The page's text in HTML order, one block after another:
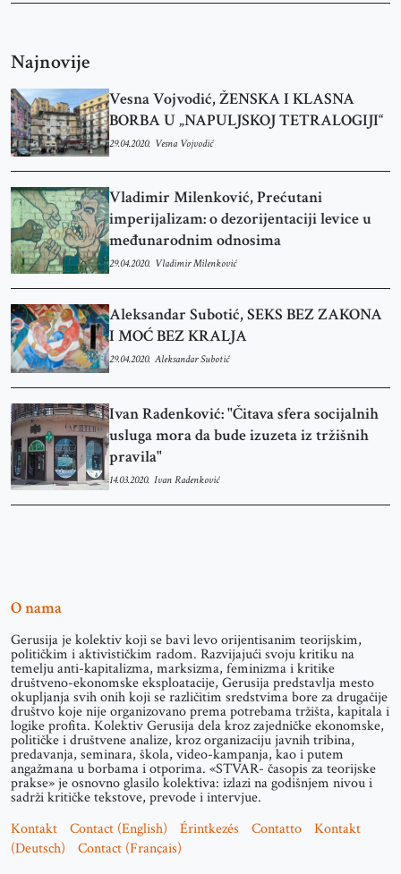
Najnovije
Vesna Vojvodić, ŽENSKA I KLASNA
BORBA U „NAPULJSKOJ TETRALOGIJI“
29.04.2020. Vesna Vojvodić
Vladimir Milenković, Prećutani
imperijalizam: o dezorijentaciji levice u
međunarodnim odnosima
29.04.2020. Vladimir Milenković
Aleksandar Subotić, SEKS BEZ ZAKONA
I MOĆ BEZ KRALJA
29.04.2020. Aleksandar Subotić
Ivan Radenković: "Čitava sfera socijalnih
usluga mora da bude izuzeta iz tržišnih
pravila"
14.03.2020. Ivan Radenković
O nama
Gerusija je kolektiv koji se bavi levo orijentisanim teorijskim,
političkim i aktivističkim radom. Razvijajući svoju kritiku na
temelju anti-kapitalizma, marksizma, feminizma i kritike
društveno-ekonomske eksploatacije, Gerusija predstavlja mesto
okupljanja svih onih koji se različitim sredstvima bore za drugačije
društvo koje nije organizovano prema potrebama tržišta, kapitala i
logike profita. Kolektiv Gerusija dela kroz zajedničke ekonomske,
političke i društvene analize, kroz organizaciju javnih tribina,
predavanja, seminara, škola, video-kampanja, kao i putem
angažmana u borbama i otporima. «STVAR- časopis za teorijske
prakse» je osnovno glasilo kolektiva: izlazi na godišnjem nivou i
sadrži kritičke tekstove, prevode i intervjue.
Kontakt
Contact (English) Érintkezés Contatto
Kontakt
(Deutsch)
Contact (Français)